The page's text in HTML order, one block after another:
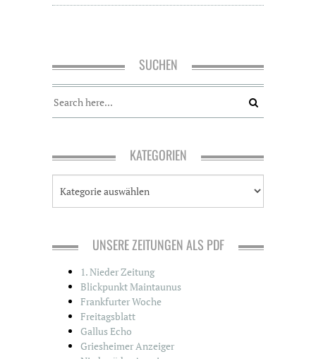
SUCHEN
KATEGORIEN
t
UNSERE ZEITUNGEN ALS PDF
1. Nieder Zeitung
Blickpunkt Maintaunus
Frankfurter Woche
Freitagsblatt
Gallus Echo
Griesheimer Anzeiger